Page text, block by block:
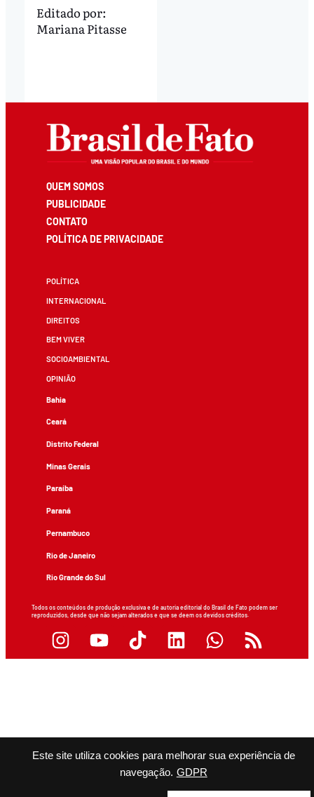
Este site utiliza cookies para melhorar sua experiência de
navegação. GDPR
Editado por:
Mariana Pitasse
QUEM SOMOS
PUBLICIDADE
CONTATO
POLÍTICA DE PRIVACIDADE
POLÍTICA
INTERNACIONAL
DIREITOS
BEM VIVER
SOCIOAMBIENTAL
OPINIÃO
Bahia
Ceará
Distrito Federal
Minas Gerais
Paraíba
Paraná
Pernambuco
Rio de Janeiro
Rio Grande do Sul
Todos os conteúdos de produção exclusiva e de autoria editorial do Brasil de Fato podem ser
reproduzidos, desde que não sejam alterados e que se deem os devidos créditos.